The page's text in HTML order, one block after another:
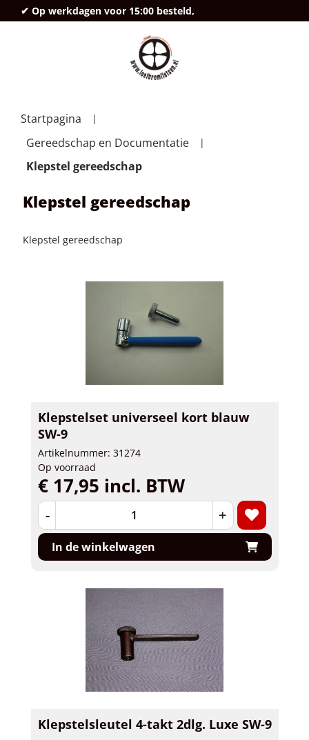
✔ Op werkdagen voor 15:00 besteld,
Startpagina
Gereedschap en Documentatie
Klepstel gereedschap
Klepstel gereedschap
Klepstel gereedschap
Klepstelset universeel kort blauw
SW-9
Artikelnummer: 31274
Op voorraad
€ 17,95 incl. BTW
- +
In de winkelwagen
Klepstelsleutel 4-takt 2dlg. Luxe SW-9